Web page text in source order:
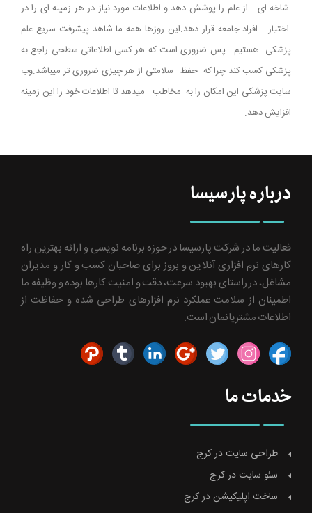
شاخه ای از علم را پوشش دهد و اطلاعات مورد نیاز در هر زمینه ای را در
اختیار افراد جامعه قرار دهد.این روزها همه ما شاهد پیشرفت سریع علم
پزشکی هستیم پس ضروری است که هر کسی اطلاعاتی سطحی راجع به
پزشکی کسب کند چرا که حفظ سلامتی از هر چیزی ضروری تر میباشد.وب
سایت پزشکی این امکان را به مخاطب میدهد تا اطلاعات خود را این زمینه
افزایش دهد.
درباره پارسیسا
فعالیت ما در شرکت پارسیسا در حوزه برنامه نویسی و ارائه بهترین راه
کارهای نرم افزاری آنلاین و بروز برای صاحبان کسب و کار و مدیران
مشاغل، در راستای بهبود سرعت، دقت و امنیت کارها بوده و وظیفه ما
اطمینان از سلامت عملکرد نرم افزارهای طراحی شده و حفاظت از
اطلاعات مشتریانمان است.
خدمات ما
طراحی سایت در کرج
سئو سایت در کرج
ساخت اپلیکیشن در کرج